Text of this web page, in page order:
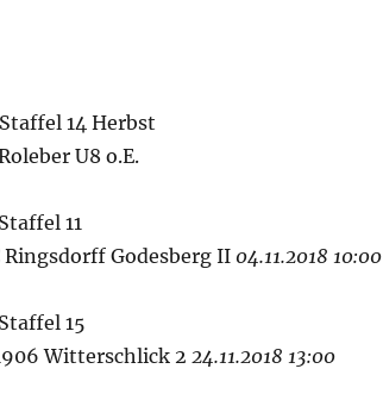
14 Herbst
U8 o.E.
11
Ringsdorff Godesberg II 04.11.2018 10:00
15
Witterschlick 2 24.11.2018 13:00